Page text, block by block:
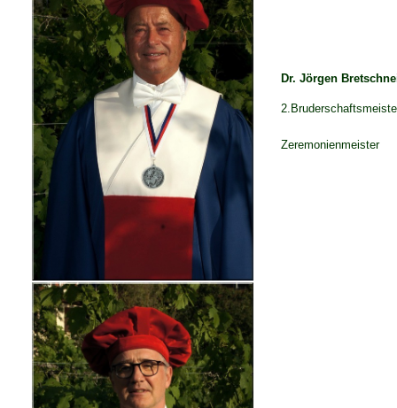
Dr. Jörgen
Zeremonienmeister